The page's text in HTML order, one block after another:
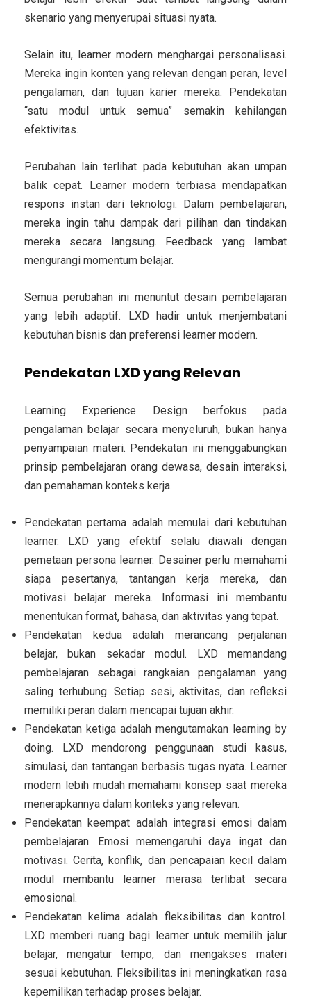
skenario yang menyerupai situasi nyata.
Selain itu, learner modern menghargai personalisasi.
Mereka ingin konten yang relevan dengan peran, level
pengalaman, dan tujuan karier mereka. Pendekatan
“satu modul untuk semua” semakin kehilangan
efektivitas.
Perubahan lain terlihat pada kebutuhan akan umpan
balik cepat. Learner modern terbiasa mendapatkan
respons instan dari teknologi. Dalam pembelajaran,
mereka ingin tahu dampak dari pilihan dan tindakan
mereka secara langsung. Feedback yang lambat
mengurangi momentum belajar.
Semua perubahan ini menuntut desain pembelajaran
yang lebih adaptif. LXD hadir untuk menjembatani
kebutuhan bisnis dan preferensi learner modern.
Pendekatan LXD yang Relevan
Learning Experience Design berfokus pada
pengalaman belajar secara menyeluruh, bukan hanya
penyampaian materi. Pendekatan ini menggabungkan
prinsip pembelajaran orang dewasa, desain interaksi,
dan pemahaman konteks kerja.
Pendekatan pertama adalah memulai dari kebutuhan
learner. LXD yang efektif selalu diawali dengan
pemetaan persona learner. Desainer perlu memahami
siapa pesertanya, tantangan kerja mereka, dan
motivasi belajar mereka. Informasi ini membantu
menentukan format, bahasa, dan aktivitas yang tepat.
Pendekatan kedua adalah merancang perjalanan
belajar, bukan sekadar modul. LXD memandang
pembelajaran sebagai rangkaian pengalaman yang
saling terhubung. Setiap sesi, aktivitas, dan refleksi
memiliki peran dalam mencapai tujuan akhir.
Pendekatan ketiga adalah mengutamakan learning by
doing. LXD mendorong penggunaan studi kasus,
simulasi, dan tantangan berbasis tugas nyata. Learner
modern lebih mudah memahami konsep saat mereka
menerapkannya dalam konteks yang relevan.
Pendekatan keempat adalah integrasi emosi dalam
pembelajaran. Emosi memengaruhi daya ingat dan
motivasi. Cerita, konflik, dan pencapaian kecil dalam
modul membantu learner merasa terlibat secara
emosional.
Pendekatan kelima adalah fleksibilitas dan kontrol.
LXD memberi ruang bagi learner untuk memilih jalur
belajar, mengatur tempo, dan mengakses materi
sesuai kebutuhan. Fleksibilitas ini meningkatkan rasa
kepemilikan terhadap proses belajar.